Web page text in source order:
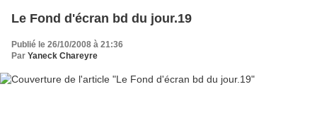
Le Fond d'écran bd du jour.19
Publié le 26/10/2008 à 21:36
Par Yaneck Chareyre